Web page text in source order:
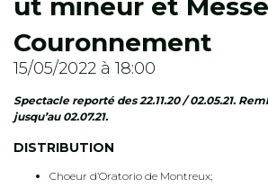
ut mineur et
Couronnement
15/05/2022 à 18:00
Spectacle reporté des 22.11.20 / 02.05.21.
jusqu’au 02.07.21.
DISTRIBUTION
Choeur d’Oratorio de Montreux;